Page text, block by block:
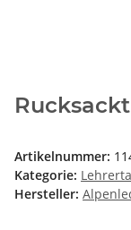
Artikelnummer:
Kategorie:
Hersteller: